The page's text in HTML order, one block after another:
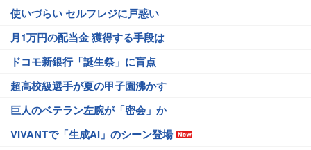
使いづらい セルフレジに戸惑い
月1万円の配当金 獲得する手段は
ドコモ新銀行「誕生祭」に盲点
超高校級選手が夏の甲子園沸かす
巨人のベテラン左腕が「密会」か
VIVANTで「生成AI」のシーン登場